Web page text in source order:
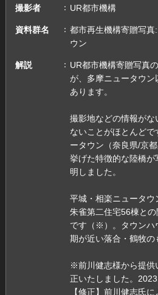
撮影者 UR都市機構
資料群名
都市再生機構寄贈写真
ウン
解説
UR都市機構寄贈写真
が、多摩ニュータウ
あります。
撮影地などの情報がな
ないことがほとんど
ータウン（奈良県/京
挙げた特徴的な陸橋が
明しました。
平城・相楽ニュータ
朱雀第二住宅56棟と
です（※）。タウンハ
期が近い落合・鶴牧の
※前川健志様から提供
正いたしました。
【修正】前川健志氏